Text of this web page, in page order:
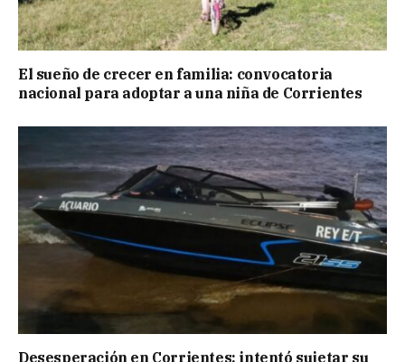
El sueño de crecer en familia: convocatoria
nacional para adoptar a una niña de Corrientes
Desesperación en Corrientes: intentó sujetar su